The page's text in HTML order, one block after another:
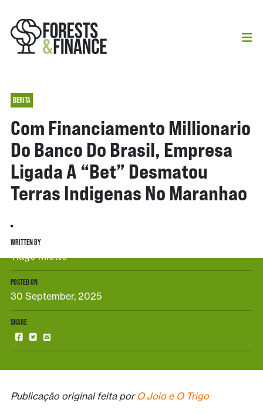
BERITA
Com Financiamento Millionario
Do Banco Do Brasil, Empresa
Ligada A “bet” Desmatou
Terras Indigenas No Maranhao
WRITTEN BY
Tiago Miotto
POSTED ON
30 September, 2025
SHARE
Publicação original feita por O Joio e O Trigo